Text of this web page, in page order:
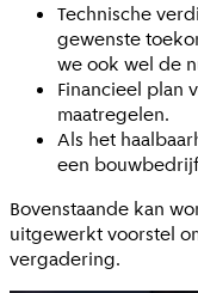
Technische
gewenste
we ook wel de
Financieel plan
maatregelen.
Als het
een
Bovenstaande kan
uitgewerkt voorstel
vergadering.